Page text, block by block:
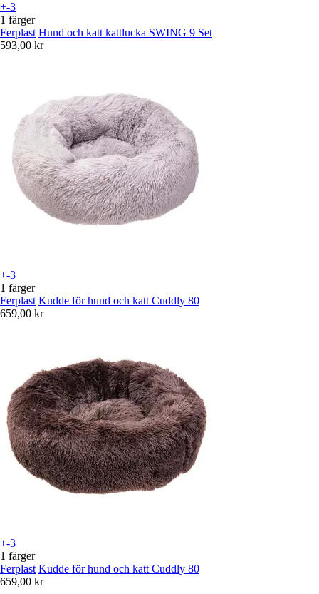
+-3
1 färger
Ferplast Hund och katt kattlucka SWING 9 Set
593,00 kr
+-3
1 färger
Ferplast Kudde för hund och katt Cuddly 80
659,00 kr
+-3
1 färger
Ferplast Kudde för hund och katt Cuddly 80
659,00 kr